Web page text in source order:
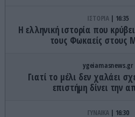
ΙΣΤΟΡΙΑ 16:35
Η ελληνική ιστορία που
τους Φωκαείς στους
ygeiamasnews.gr
Γιατί το μέλι δεν χαλάει
επιστήμη δίνει την
ΓΥΝΑΙΚΑ 16:30